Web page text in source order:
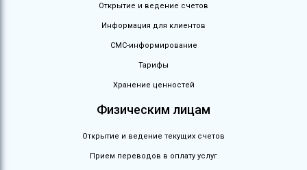
Открытие и ведение счетов
Информация для клиентов
СМС-информирование
Тарифы
Хранение ценностей
Физическим лицам
Открытие и ведение текущих счетов
Прием переводов в оплату услуг